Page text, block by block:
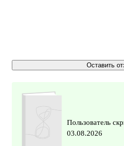
Оставить
Пользователь
03.08.2026